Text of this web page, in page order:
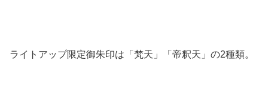
ライトアップ限定御朱印は「梵天」「帝釈天」の2種類。